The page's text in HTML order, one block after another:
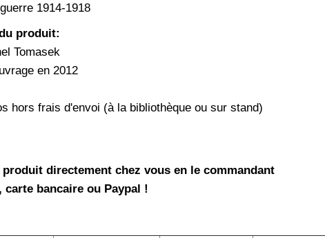
1914-1918
produit:
Tomasek
en 2012
hors frais d'envoi (à la bibliothèque ou sur stand)
produit directement chez vous en le commandant
carte bancaire ou Paypal !